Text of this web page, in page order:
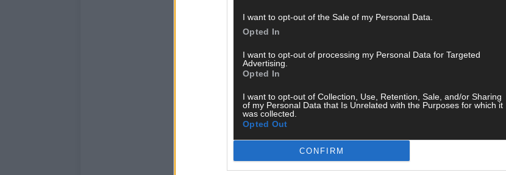
I want to opt-out of the Sale of my Personal Data.
Opted In
I want to opt-out of processing my Personal Data for Targeted
Advertising.
Opted In
I want to opt-out of Collection, Use, Retention, Sale, and/or Sharing
of my Personal Data that Is Unrelated with the Purposes for which it
was collected.
Opted Out
CONFIRM